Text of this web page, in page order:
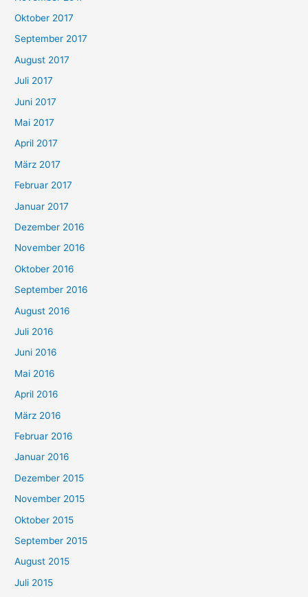
Oktober 2017
September 2017
August 2017
Juli 2017
Juni 2017
Mai 2017
April 2017
März 2017
Februar 2017
Januar 2017
Dezember 2016
November 2016
Oktober 2016
September 2016
August 2016
Juli 2016
Juni 2016
Mai 2016
April 2016
März 2016
Februar 2016
Januar 2016
Dezember 2015
November 2015
Oktober 2015
September 2015
August 2015
Juli 2015